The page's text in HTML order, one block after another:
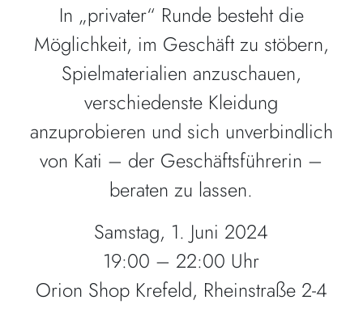
In „privater“ Runde besteht die
Möglichkeit, im Geschäft zu stöbern,
Spielmaterialien anzuschauen,
verschiedenste Kleidung
anzuprobieren und sich unverbindlich
von Kati – der Geschäftsführerin –
beraten zu lassen.
Samstag, 1. Juni 2024
19:00 – 22:00 Uhr
Orion Shop Krefeld, Rheinstraße 2-4